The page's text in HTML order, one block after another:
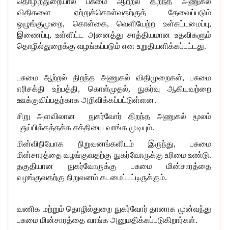
விதிகளை ஏற்றுக்கொள்வதற்குத் தேவைப்படும்
ஒழுங்குமுறை, கொள்கை, வெளியேற்ற உள்கட்டமைப்பு,
இணைப்பு, உள்ளிட்ட அனைத்து சாத்தியமான உதவிகளும்
தொழில்துறைக்கு வழங்கப்படும் என உறுதியளிக்கப்பட்டது.
பசுமை ஆற்றல் திறந்த அணுகல் விதிமுறைகள், பசுமை
எரிசக்தி உற்பத்தி, கொள்முதல், நுகர்வு ஆகியவற்றை
ஊக்குவிப்பதற்காக அறிவிக்கப்பட்டுள்ளன.
சிறு அளவிலான நுகர்வோர் திறந்த அணுகல் மூலம்
புதுப்பிக்கத்தக்க சக்தியை வாங்க முடியும்.
மின்விநியோக நிறுவனங்களிடம் இருந்து, பசுமை
மின்சாரத்தை வழங்குவதற்கு நுகர்வோருக்கு உரிமை உண்டு.
தகுதியான நுகர்வோருக்கு பசுமை மின்சாரத்தை
வழங்குவதற்கு நிறுவனம் கடமைப்பட்டிருக்கும்.
வணிக மற்றும் தொழில்துறை நுகர்வோர் தானாக முன்வந்து
பசுமை மின்சாரத்தை வாங்க அனுமதிக்கப்படுகிறார்கள்.